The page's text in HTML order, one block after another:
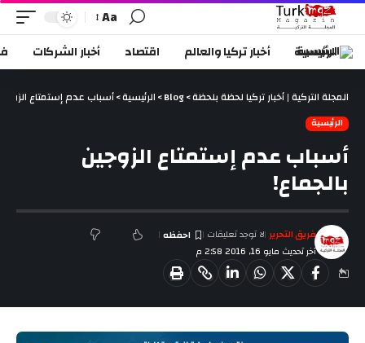
Aa
الرئيسية أخبار تركيا والعالم اقتصاد أخبار الشركات
المجلة التركية | أخبار تركيا لحظة بلحظة>
Blog
>الرئيسية>أسباب عدم إستمتاع
الرئيسية
أسباب عدم إستمتاع الزوجين
بالجماع!
آخر تحديث مايو 16, 2016 2:58 م
فريق التحرير لا توجد تعليقات